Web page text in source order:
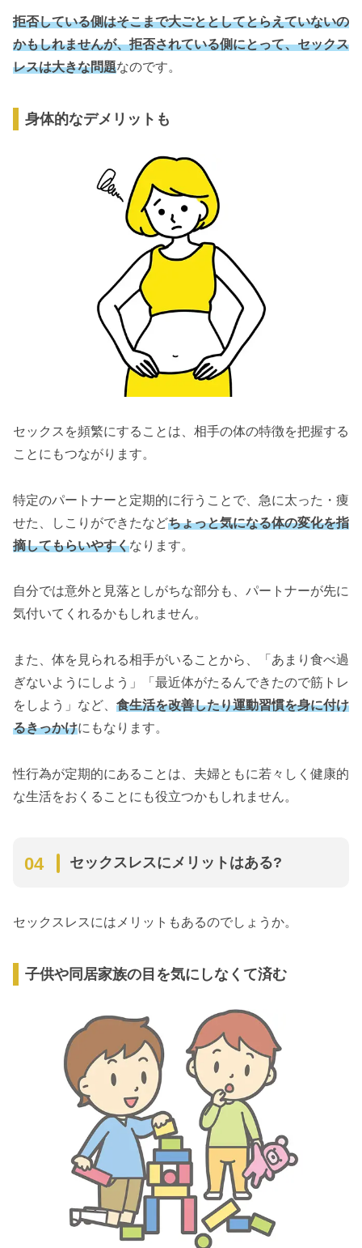
拒否している側はそこまで大ごととしてとらえていないの
かもしれませんが、拒否されている側にとって、セックス
レスは大きな問題なのです。
身体的なデメリットも
セックスを頻繁にすることは、相手の体の特徴を把握する
ことにもつながります。
特定のパートナーと定期的に行うことで、急に太った・痩
せた、しこりができたなどちょっと気になる体の変化を指
摘してもらいやすくなります。
自分では意外と見落としがちな部分も、パートナーが先に
気付いてくれるかもしれません。
また、体を見られる相手がいることから、「あまり食べ過
ぎないようにしよう」「最近体がたるんできたので筋トレ
をしよう」など、 食生活を改善したり運動習慣を身に付け
るきっかけにもなります。
性行為が定期的にあることは、夫婦ともに若々しく健康的
な生活をおくることにも役立つかもしれません。
セックスレスにメリットはある?
セックスレスにはメリットもあるのでしょうか。
子供や同居家族の目を気にしなくて済む